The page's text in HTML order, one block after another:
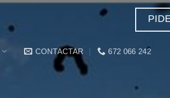
CONTACTAR 672 066 242